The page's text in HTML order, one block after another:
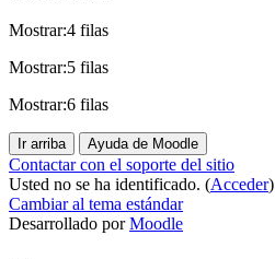
Mostrar:4 filas
Mostrar:5 filas
Mostrar:6 filas
Ir arriba Ayuda de Moodle
Contactar con el soporte del sitio
Usted no se ha identificado. (Acceder)
Cambiar al tema estándar
Desarrollado porMoodle